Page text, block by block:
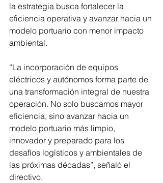
la estrategia busca fortalecer la
eficiencia operativa y avanzar hacia un
modelo portuario con menor impacto
ambiental.
“La incorporación de equipos
eléctricos y autónomos forma parte de
una transformación integral de nuestra
operación. No solo buscamos mayor
eficiencia, sino avanzar hacia un
modelo portuario más limpio,
innovador y preparado para los
desafíos logísticos y ambientales de
las próximas décadas”, señaló el
directivo.